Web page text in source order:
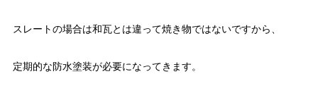
スレートの場合は和瓦とは違って焼き物ではないですから、
定期的な防水塗装が必要になってきます。